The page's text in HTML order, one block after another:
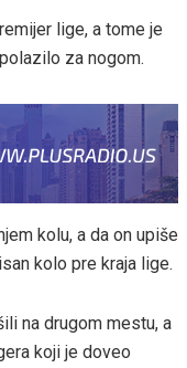
lige, a tome je
za nogom.
kolu, a da on upiše
kolo pre kraja lige.
na drugom mestu, a
koji je doveo